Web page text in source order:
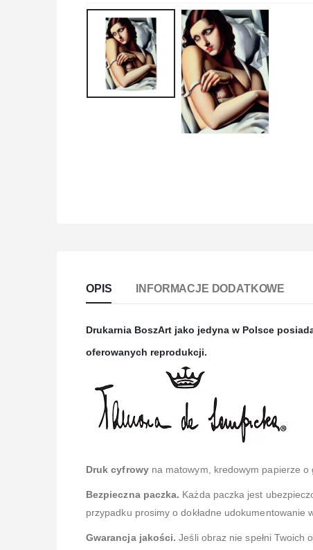
OPIS INFORMACJE DODATKOWE
Drukarnia BoszArt jako jedyna w Polsce
oferowanych reprodukcji.
Druk cyfrowyna matowym, kredowym papierze o
Bezpieczna paczka. Każda paczka jest
przypadku prosimy o dokładne udokumentowanie
Gwarancja jakości. Jeśli obraz nie spełni Twoich